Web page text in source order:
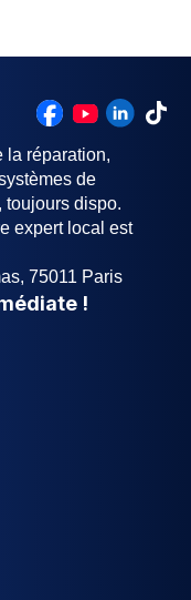
la réparation,
de
toujours dispo.
expert local est
75011 Paris
!